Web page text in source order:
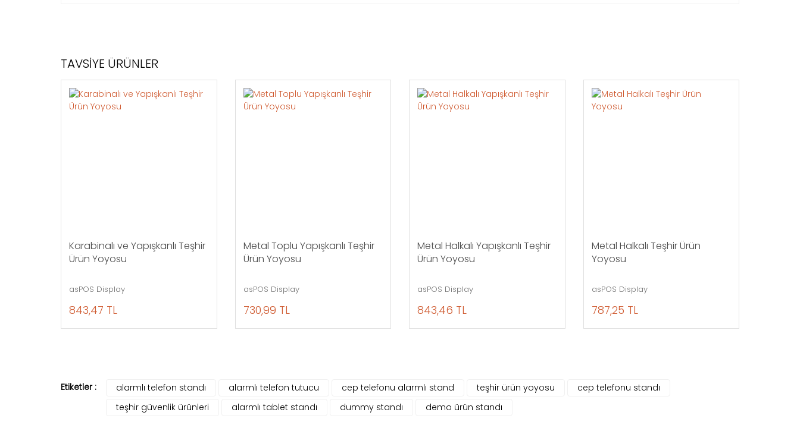
TAVSİYE ÜRÜNLER
Karabinalı ve Yapışkanlı Teşhir
Ürün Yoyosu
asPOS Display
843,47 TL
Metal Toplu Yapışkanlı Teşhir
Ürün Yoyosu
asPOS Display
730,99 TL
Metal Halkalı Yapışkanlı Teşhir
Ürün Yoyosu
asPOS Display
843,46 TL
Metal Halkalı Teşhir Ürün
Yoyosu
asPOS Display
787,25 TL
Etiketler : alarmlı telefon standı alarmlı telefon tutucu cep telefonu alarmlı stand teşhir ürün yoyosu
cep telefonu standı
teşhir güvenlik ürünleri
alarmlı tablet standı dummy standı demo ürün standı